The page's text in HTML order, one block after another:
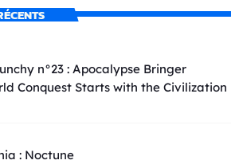
n°23 : Apocalypse Bringer
Conquest Starts with the Civilization
: Noctune